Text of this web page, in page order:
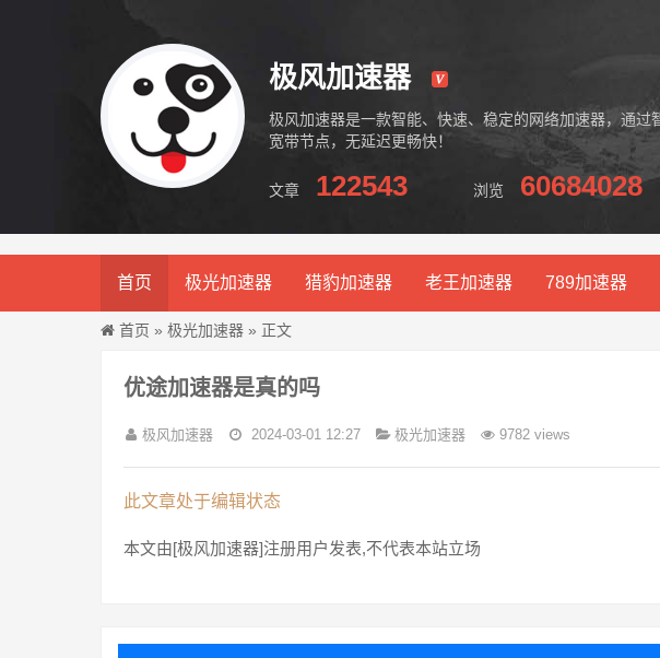
极风加速器
极风加速器是一款智能、快速、稳定的网络加速器，通
宽带节点，无延迟更畅快！
文章 122543 浏览 60684028
首页 极光加速器 猎豹加速器 老王加速器 789加速器
首页 » 极光加速器 » 正文
优途加速器是真的吗
极风加速器 2024-03-01 12:27 极光加速器 9782 views
此文章处于编辑状态
本文由[极风加速器]注册用户发表,不代表本站立场